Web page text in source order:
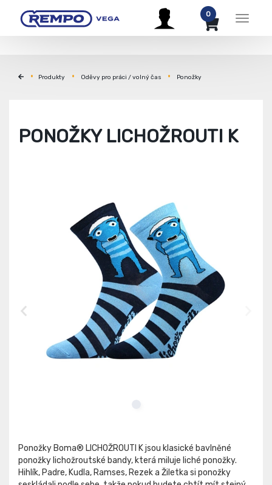
Menu
0
Produkty Oděvy pro práci / volný čas Ponožky
PONOŽKY LICHOŽROUTI K
Ponožky Boma® LICHOŽROUTI K jsou klasické bavlněné
ponožky lichožroutské bandy, která miluje liché ponožky.
Hihlík, Padre, Kudla, Ramses, Rezek a Žiletka si ponožky